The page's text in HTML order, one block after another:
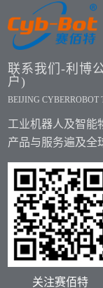
联系我们-利博
户)
BEIJING CYBERROBOT
工业机器人及智能
产品与服务遍及全
关注赛佰特